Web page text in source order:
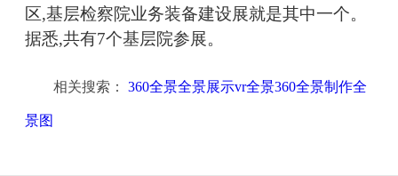
区,基层检察院业务装备建设展就是其中一个。
据悉,共有7个基层院参展。
相关搜索： 360全景全景展示vr全景360全景制作全
景图